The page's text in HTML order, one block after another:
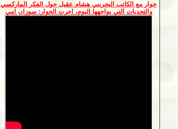
حوار مع الكاتب البحريني هشام عقيل حول الفكر الماركسي
والتحديات التي يواجهها اليوم، اجرت الحوار: سوزان امي